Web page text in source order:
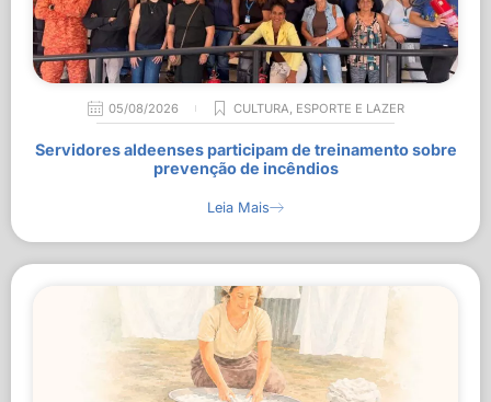
05/08/2026 CULTURA, ESPORTE E LAZER
Servidores aldeenses participam de treinamento sobre
prevenção de incêndios
Leia Mais